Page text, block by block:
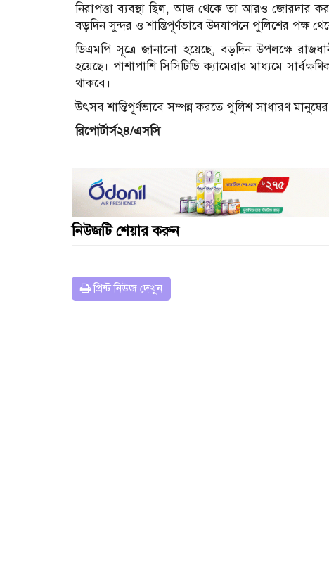
নিরাপত্তা ব্যবস্থা ছিল, আজ থেকে তা আরও জোরদার
বড়দিন সুন্দর ও শান্তিপূর্ণভাবে উদযাপনে পুলিশের পক্ষ
ডিএমপি সূত্রে জানানো হয়েছে, বড়দিন উপলক্ষে
হয়েছে। পাশাপাশি সিসিটিভি ক্যামেরার মাধ্যমে
থাকবে।
উৎসব শান্তিপূর্ণভাবে সম্পন্ন করতে পুলিশ সাধারণ
রিপোর্টার্স২৪/এসসি
নিউজটি শেয়ার করুন
প্রিন্ট নিউজ দেখুন